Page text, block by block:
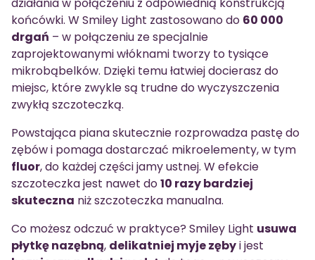
działania w połączeniu z odpowiednią konstrukcją
końcówki. W Smiley Light zastosowano do 60 000
drgań – w połączeniu ze specjalnie
zaprojektowanymi włóknami tworzy to tysiące
mikrobąbelków. Dzięki temu łatwiej docierasz do
miejsc, które zwykle są trudne do wyczyszczenia
zwykłą szczoteczką.
Powstająca piana skutecznie rozprowadza pastę do
zębów i pomaga dostarczać mikroelementy, w tym
fluor, do każdej części jamy ustnej. W efekcie
szczoteczka jest nawet do10 razy bardziej
skuteczna niż szczoteczka manualna.
Co możesz odczuć w praktyce? Smiley Light usuwa
płytkę nazębną, delikatniej myje zębyi jest